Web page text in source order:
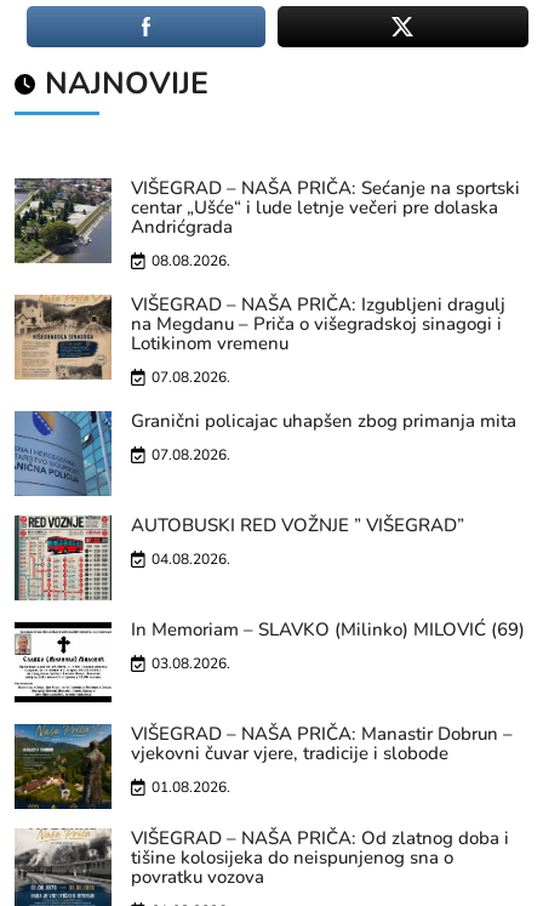
NAJNOVIJE
VIŠEGRAD – NAŠA PRIČA: Sećanje na sportski
centar „Ušće“ i lude letnje večeri pre dolaska
Andrićgrada
08.08.2026.
VIŠEGRAD – NAŠA PRIČA: Izgubljeni dragulj
na Megdanu – Priča o višegradskoj sinagogi i
Lotikinom vremenu
07.08.2026.
Granični policajac uhapšen zbog primanja mita
07.08.2026.
AUTOBUSKI RED VOŽNJE ” VIŠEGRAD”
04.08.2026.
In Memoriam – SLAVKO (Milinko) MILOVIĆ (69)
03.08.2026.
VIŠEGRAD – NAŠA PRIČA: Manastir Dobrun –
vjekovni čuvar vjere, tradicije i slobode
01.08.2026.
VIŠEGRAD – NAŠA PRIČA: Od zlatnog doba i
tišine kolosijeka do neispunjenog sna o
povratku vozova